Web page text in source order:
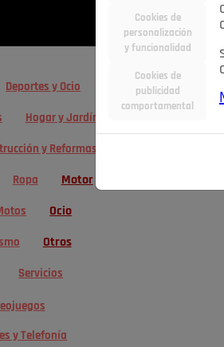
Deportes y Ocio
Hogar y Jardín
y Reformas
Ropa Motor
Ocio
Otros
Servicios
y Telefonía
Cookies de
personalización
y funcionalidad
Cookies de
publicidad
comportamental